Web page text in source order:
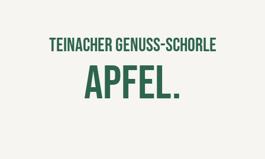
Teinacher Genuss-Schorle
Apfel.